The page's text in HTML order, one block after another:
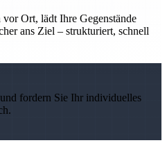
Ort, lädt Ihre Gegenstände
ans Ziel – strukturiert, schnell
fordern Sie Ihr individuelles